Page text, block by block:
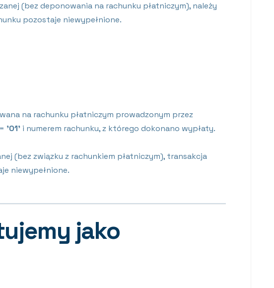
(bez deponowania na rachunku płatniczym), należy
pozostaje niewypełnione.
na rachunku płatniczym prowadzonym przez
’01’i numerem rachunku, z którego dokonano wypłaty.
(bez związku z rachunkiem płatniczym), transakcja
niewypełnione.
jako